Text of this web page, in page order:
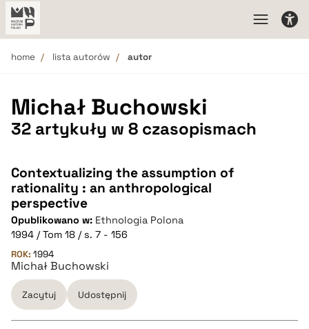
home lista autorów autor
Michał Buchowski
32 artykuły w 8 czasopismach
Contextualizing the assumption of
rationality : an anthropological
perspective
Opublikowano w: Ethnologia Polona
1994 / Tom 18 / s. 7 - 156
ROK: 1994
Michał Buchowski
Zacytuj Udostępnij